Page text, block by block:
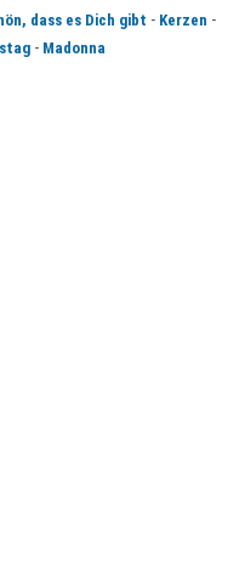
dass es Dich gibt - Kerzen -
- Madonna